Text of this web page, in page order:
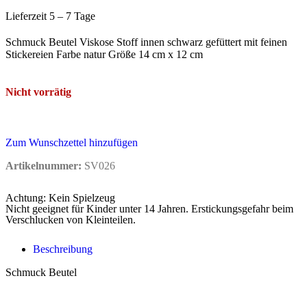
Lieferzeit 5 – 7 Tage
Schmuck Beutel Viskose Stoff innen schwarz gefüttert mit feinen
Stickereien Farbe natur Größe 14 cm x 12 cm
Nicht vorrätig
Zum Wunschzettel hinzufügen
Artikelnummer: SV026
Achtung: Kein Spielzeug
Nicht geeignet für Kinder unter 14 Jahren. Erstickungsgefahr beim
Verschlucken von Kleinteilen.
Beschreibung
Schmuck Beutel